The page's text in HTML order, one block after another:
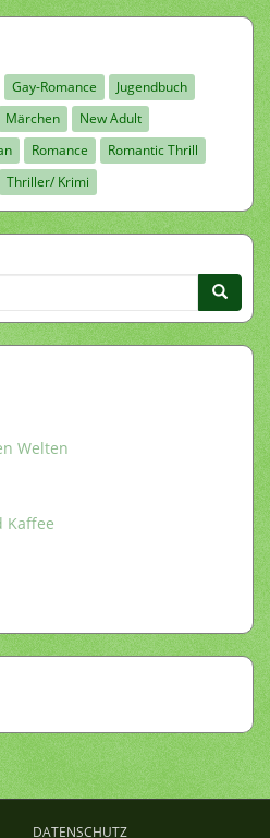
Gay-Romance
Jugendbuch
Märchen
New Adult
Romance
Romantic Thrill
Thriller/ Krimi
Welten
Kaffee
DATENSCHUTZ